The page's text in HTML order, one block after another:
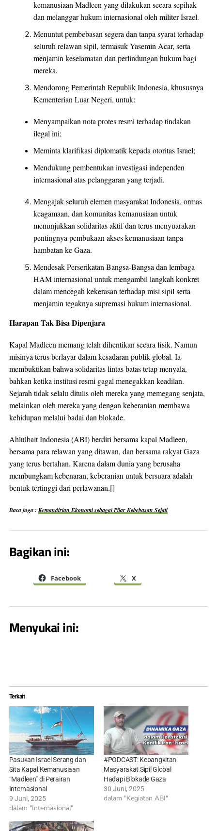
kemanusiaan Madleen yang dilakukan secara sepihak
dan melanggar hukum internasional oleh militer Israel.
Menuntut pembebasan segera dan tanpa syarat terhadap
seluruh relawan sipil, termasuk Yasemin Acar, serta
menjamin keselamatan dan perlindungan hukum bagi
mereka.
Mendorong Pemerintah Republik Indonesia, khususnya
Kementerian Luar Negeri, untuk:
Menyampaikan nota protes resmi terhadap tindakan
ilegal ini;
Meminta klarifikasi diplomatik kepada otoritas Israel;
Mendukung pembentukan investigasi independen
internasional atas pelanggaran yang terjadi.
Mengajak seluruh elemen masyarakat Indonesia, ormas
keagamaan, dan komunitas kemanusiaan untuk
menunjukkan solidaritas aktif dan terus menyuarakan
pentingnya pembukaan akses kemanusiaan tanpa
hambatan ke Gaza.
Mendesak Perserikatan Bangsa-Bangsa dan lembaga
HAM internasional untuk mengambil langkah konkret
dalam mencegah kekerasan terhadap misi sipil serta
menjamin tegaknya supremasi hukum internasional.
Harapan Tak Bisa Dipenjara
Kapal Madleen memang telah dihentikan secara fisik. Namun
misinya terus berlayar dalam kesadaran publik global. Ia
membuktikan bahwa solidaritas lintas batas tetap menyala,
bahkan ketika institusi resmi gagal menegakkan keadilan.
Sejarah tidak selalu ditulis oleh mereka yang memegang senjata,
melainkan oleh mereka yang dengan keberanian membawa
kehidupan melalui badai dan blokade.
Ahlulbait Indonesia (ABI) berdiri bersama kapal Madleen,
bersama para relawan yang ditawan, dan bersama rakyat Gaza
yang terus bertahan. Karena dalam dunia yang berusaha
membungkam kebenaran, keberanian untuk bersuara adalah
bentuk tertinggi dari perlawanan.[]
Baca juga : Kemandirian Ekonomi sebagai Pilar Kebebasan Sejati
Bagikan ini:
Facebook X
Menyukai ini:
Terkait
Pasukan Israel Serang dan
Sita Kapal Kemanusiaan
“Madleen” di Perairan
Internasional
9 Juni, 2025
dalam "Internasional"
#PODCAST: Kebangkitan
Masyarakat Sipil Global
Hadapi Blokade Gaza
30 Juni, 2025
dalam "Kegiatan ABI"